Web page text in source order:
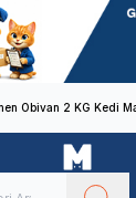
Obivan 2 KG Kedi